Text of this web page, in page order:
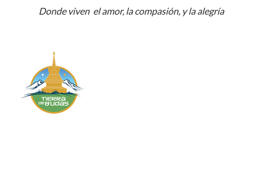
Donde viven el amor, la compasión, y la alegría